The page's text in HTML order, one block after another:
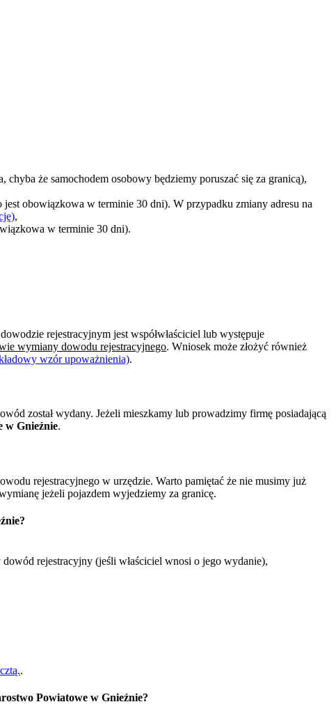
że samochodem osobowy będziemy poruszać się za granicą),
obowiązkowa w terminie 30 dni). W przypadku zmiany adresu na
,
w terminie 30 dni).
rejestracyjnym jest współwłaściciel lub występuje
wymiany dowodu rejestracyjnego. Wniosek może złożyć również
wzór upoważnienia).
został wydany. Jeżeli mieszkamy lub prowadzimy firmę posiadającą
w Gnieźnie.
rejestracyjnego w urzędzie. Warto pamiętać że nie musimy już
jeżeli pojazdem wyjedziemy za granicę.
rejestracyjny (jeśli właściciel wnosi o jego wydanie),
.
Powiatowe w Gnieźnie?